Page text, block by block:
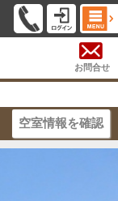
お問合せ
空室情報を確認